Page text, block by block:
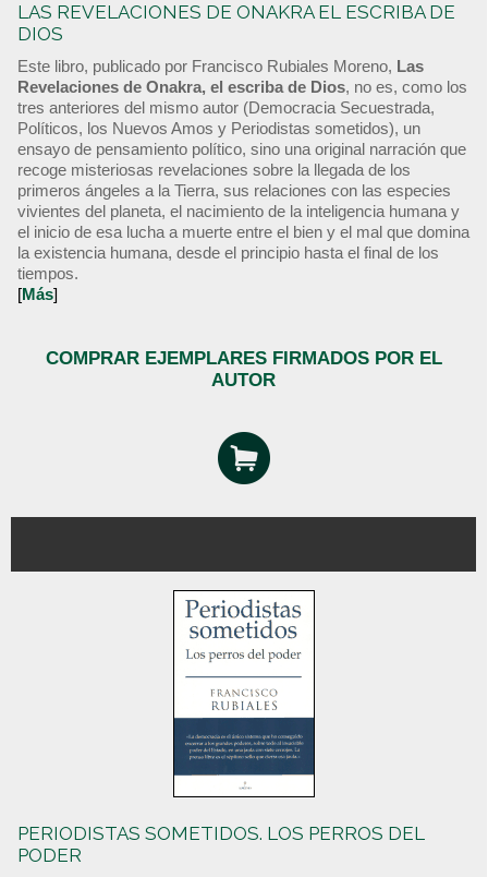
LAS REVELACIONES DE ONAKRA EL ESCRIBA DE
DIOS
Este libro, publicado por Francisco Rubiales Moreno, Las
Revelaciones de Onakra, el escriba de Dios, no es, como los
tres anteriores del mismo autor (Democracia Secuestrada,
Políticos, los Nuevos Amos y Periodistas sometidos), un
ensayo de pensamiento político, sino una original narración que
recoge misteriosas revelaciones sobre la llegada de los
primeros ángeles a la Tierra, sus relaciones con las especies
vivientes del planeta, el nacimiento de la inteligencia humana y
el inicio de esa lucha a muerte entre el bien y el mal que domina
la existencia humana, desde el principio hasta el final de los
tiempos.
[Más]
COMPRAR EJEMPLARES FIRMADOS POR EL
AUTOR
PERIODISTAS SOMETIDOS. LOS PERROS DEL
PODER